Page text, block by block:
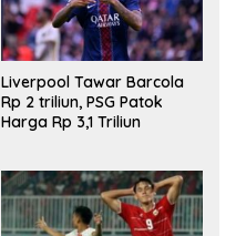
Liverpool Tawar Barcola
Rp 2 triliun, PSG Patok
Harga Rp 3,1 Triliun